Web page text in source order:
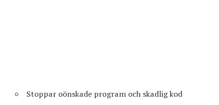
Stoppar oönskade program och skadlig kod